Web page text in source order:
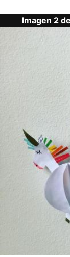
Imagen 2